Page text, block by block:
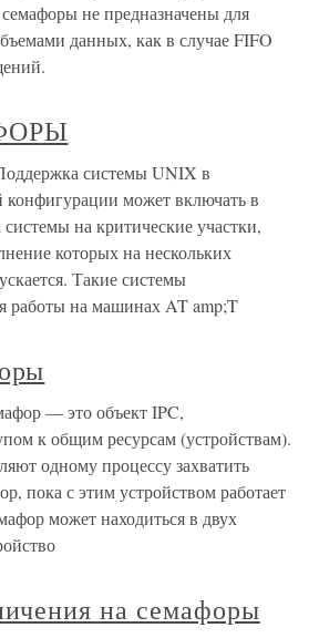
не предназначены для
данных, как в случае FIFO
системы UNIX в
конфигурации может включать в
системы на критические участки,
которых на нескольких
Такие системы
работы на машинах AT amp;T
— это объект IPC,
к общим ресурсам (устройствам).
одному процессу захватить
пока с этим устройством работает
может находиться в двух
на семафоры